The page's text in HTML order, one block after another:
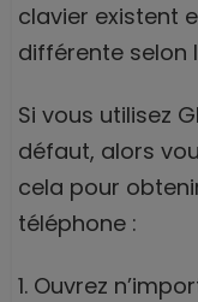
clavier existent
différente selon
Si vous utilisez
défaut, alors
cela pour
téléphone :
1. Ouvrez